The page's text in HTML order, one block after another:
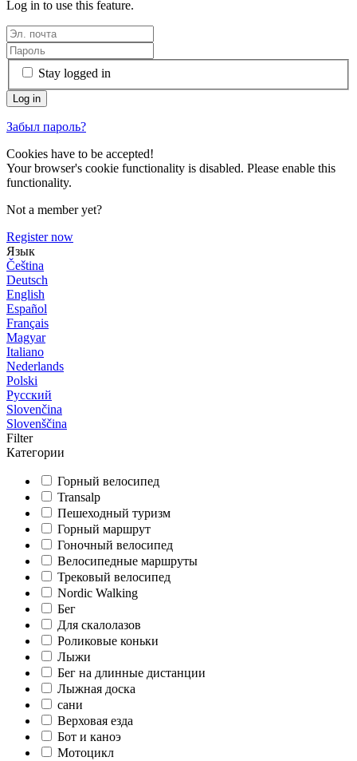
Log in to use this feature.
Stay logged in
Забыл пароль?
Cookies have to be accepted!
Your browser's cookie functionality is disabled. Please enable this
functionality.
Not a member yet?
Register now
Язык
Čeština
Deutsch
English
Español
Français
Magyar
Italiano
Nederlands
Polski
Русский
Slovenčina
Slovenščina
Filter
Категории
Горный велосипед
Transalp
Пешеходный туризм
Горный маршрут
Гоночный велосипед
Велосипедные маршруты
Трековый велосипед
Nordic Walking
Бег
Для скалолазов
Роликовые коньки
Лыжи
Бег на длинные дистанции
Лыжная доска
сани
Верховая езда
Бот и каноэ
Мотоцикл